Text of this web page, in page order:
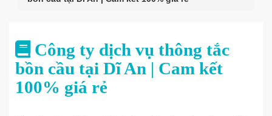
Công ty dịch vụ thông tắc
bồn cầu tại Dĩ An | Cam kết
100% giá rẻ